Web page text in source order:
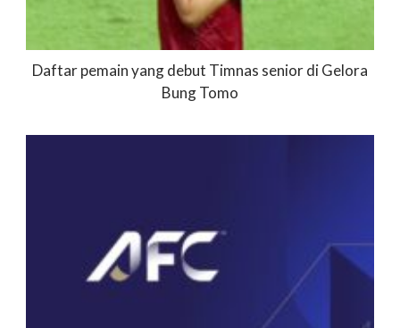
Daftar pemain yang debut Timnas senior di Gelora
Bung Tomo